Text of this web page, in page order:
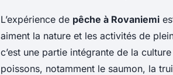
L’expérience de pêche à Rovaniemi
aiment la nature et les activités de
c’est une partie intégrante de la
poissons, notamment le saumon, la